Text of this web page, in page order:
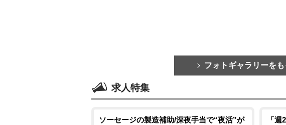
フォトギャラリーを
求人特集
ソーセージの製造補助/深夜手当で“夜活”が
「